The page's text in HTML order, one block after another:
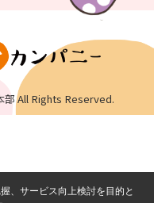
部 All Rights Reserved.
、サービス向上検討を目的と